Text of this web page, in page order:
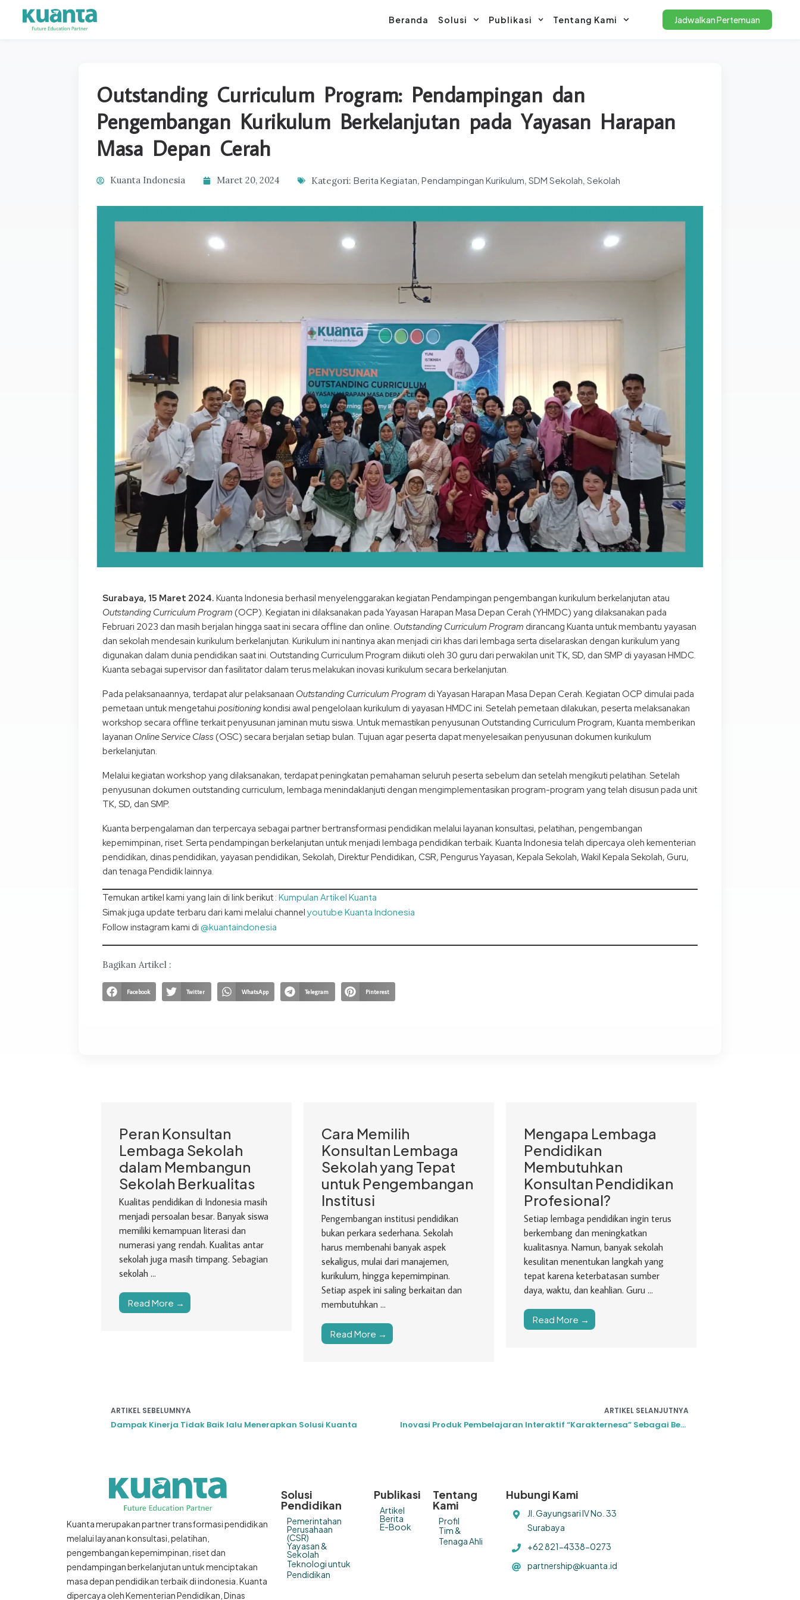
Beranda Solusi Publikasi Tentang Kami Jadwalkan Pertemuan
Outstanding Curriculum Program: Pendampingan dan
Pengembangan Kurikulum Berkelanjutan pada Yayasan Harapan
Masa Depan Cerah
Kuanta Indonesia Maret 20, 2024 Kategori: Berita Kegiatan, Pendampingan Kurikulum, SDM Sekolah, Sekolah
Surabaya, 15 Maret 2024. Kuanta Indonesia berhasil menyelenggarakan kegiatan Pendampingan pengembangan kurikulum berkelanjutan atau
Outstanding Curriculum Program (OCP). Kegiatan ini dilaksanakan pada Yayasan Harapan Masa Depan Cerah (YHMDC) yang dilaksanakan pada
Februari 2023 dan masih berjalan hingga saat ini secara offline dan online. Outstanding Curriculum Program dirancang Kuanta untuk membantu yayasan
dan sekolah mendesain kurikulum berkelanjutan. Kurikulum ini nantinya akan menjadi ciri khas dari lembaga serta diselaraskan dengan kurikulum yang
digunakan dalam dunia pendidikan saat ini. Outstanding Curriculum Program diikuti oleh 30 guru dari perwakilan unit TK, SD, dan SMP di yayasan HMDC.
Kuanta sebagai supervisor dan fasilitator dalam terus melakukan inovasi kurikulum secara berkelanjutan.
Pada pelaksanaannya, terdapat alur pelaksanaan Outstanding Curriculum Program di Yayasan Harapan Masa Depan Cerah. Kegiatan OCP dimulai pada
pemetaan untuk mengetahui positioningkondisi awal pengelolaan kurikulum di yayasan HMDC ini. Setelah pemetaan dilakukan, peserta melaksanakan
workshop secara offline terkait penyusunan jaminan mutu siswa. Untuk memastikan penyusunan Outstanding Curriculum Program, Kuanta memberikan
layanan Online Service Class (OSC) secara berjalan setiap bulan. Tujuan agar peserta dapat menyelesaikan penyusunan dokumen kurikulum
berkelanjutan.
Melalui kegiatan workshop yang dilaksanakan, terdapat peningkatan pemahaman seluruh peserta sebelum dan setelah mengikuti pelatihan. Setelah
penyusunan dokumen outstanding curriculum, lembaga menindaklanjuti dengan mengimplementasikan program-program yang telah disusun pada unit
TK, SD, dan SMP.
Kuanta berpengalaman dan terpercaya sebagai partner bertransformasi pendidikan melalui layanan konsultasi, pelatihan, pengembangan
kepemimpinan, riset. Serta pendampingan berkelanjutan untuk menjadi lembaga pendidikan terbaik. Kuanta Indonesia telah dipercaya oleh kementerian
pendidikan, dinas pendidikan, yayasan pendidikan, Sekolah, Direktur Pendidikan, CSR, Pengurus Yayasan, Kepala Sekolah, Wakil Kepala Sekolah, Guru,
dan tenaga Pendidik lainnya.
Temukan artikel kami yang lain di link berikut : Kumpulan Artikel Kuanta
Simak juga update terbaru dari kami melalui channel youtube Kuanta Indonesia
Follow instagram kami di @kuantaindonesia
Bagikan Artikel :
Facebook Twitter WhatsApp Telegram Pinterest
Peran Konsultan
Lembaga Sekolah
dalam Membangun
Sekolah Berkualitas
Kualitas pendidikan di Indonesia masih
menjadi persoalan besar. Banyak siswa
memiliki kemampuan literasi dan
numerasi yang rendah. Kualitas antar
sekolah juga masih timpang. Sebagian
sekolah ...
Read More →
Cara Memilih
Konsultan Lembaga
Sekolah yang Tepat
untuk Pengembangan
Institusi
Pengembangan institusi pendidikan
bukan perkara sederhana. Sekolah
harus membenahi banyak aspek
sekaligus, mulai dari manajemen,
kurikulum, hingga kepemimpinan.
Setiap aspek ini saling berkaitan dan
membutuhkan ...
Read More →
Mengapa Lembaga
Pendidikan
Membutuhkan
Konsultan Pendidikan
Profesional?
Setiap lembaga pendidikan ingin terus
berkembang dan meningkatkan
kualitasnya. Namun, banyak sekolah
kesulitan menentukan langkah yang
tepat karena keterbatasan sumber
daya, waktu, dan keahlian. Guru ...
Read More →
ARTIKEL SEBELUMNYA
Dampak Kinerja Tidak Baik lalu Menerapkan Solusi Kuanta
ARTIKEL SELANJUTNYA
Inovasi Produk Pembelajaran Interaktif “Karakternesa” Sebagai Bentuk Kerjasama Kuanta Dengan Satuan Inovasi Universitas Negeri Surabaya
Kuanta merupakan partner transformasi pendidikan
melalui layanan konsultasi, pelatihan,
pengembangan kepemimpinan, riset dan
pendampingan berkelanjutan untuk menciptakan
masa depan pendidikan terbaik di indonesia. Kuanta
dipercaya oleh Kementerian Pendidikan, Dinas
Solusi
Pendidikan
Pemerintahan
Perusahaan
(CSR)
Yayasan &
Sekolah
Teknologi untuk
Pendidikan
Publikasi
Artikel
Berita
E-Book
Tentang
Kami
Profil
Tim &
Tenaga Ahli
Hubungi Kami
Jl. Gayungsari IV No. 33
Surabaya
+62 821-4338-0273
partnership@kuanta.id